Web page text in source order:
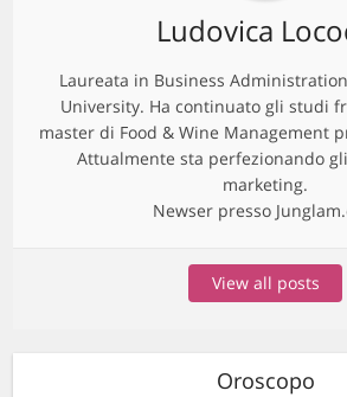
Ludovica
Laureata in Business
University. Ha continuato gli studi
master di Food & Wine Management
Attualmente sta perfezionando
marketing.
Newser presso
View all posts
Oroscopo